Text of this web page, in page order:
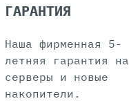
ГАРАНТИЯ
Наша фирменная 5-
летняя гарантия на
серверы и новые
накопители.